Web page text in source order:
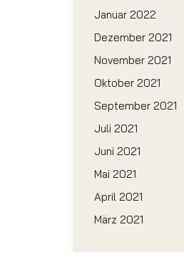
Januar 2022
Dezember 2021
November 2021
Oktober 2021
September 2021
Juli 2021
Juni 2021
Mai 2021
April 2021
März 2021